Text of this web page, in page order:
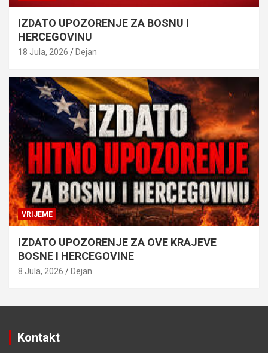
IZDATO UPOZORENJE ZA BOSNU I
HERCEGOVINU
18 Jula, 2026 Dejan
VRIJEME
IZDATO UPOZORENJE ZA OVE KRAJEVE
BOSNE I HERCEGOVINE
8 Jula, 2026 Dejan
Kontakt